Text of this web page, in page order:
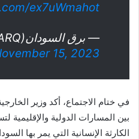
ex7uWmahot
— برق السودان🇸🇩 (@SDN_BARQ)
15, 2023
في ختام الاجتماع، أكد وزير
بين المسارات الدولية والإقليمية
الكارثة الإنسانية التي يمر بها